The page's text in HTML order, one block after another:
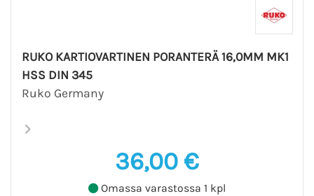
RUKO KARTIOVARTINEN PORANTERÄ 16,0MM MK1
HSS DIN 345
Ruko Germany
36,00 €
Omassa varastossa 1 kpl